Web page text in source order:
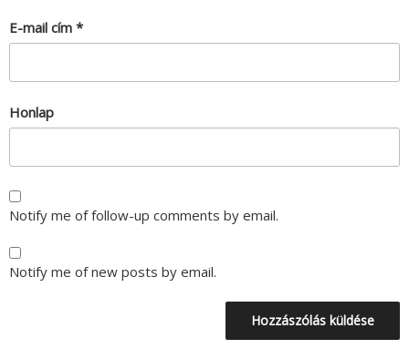
E-mail cím *
Honlap
Notify me of follow-up comments by email.
Notify me of new posts by email.